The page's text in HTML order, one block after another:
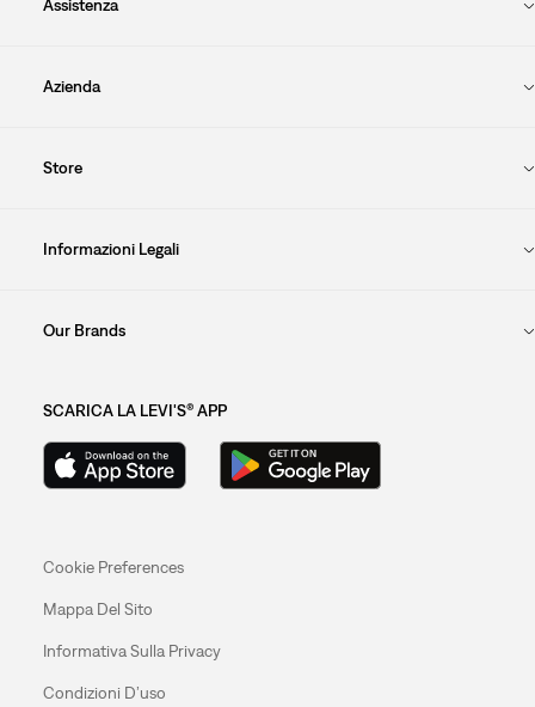
Assistenza
Azienda
Store
Informazioni Legali
Our Brands
SCARICA LA LEVI'S® APP
Cookie Preferences
Mappa Del Sito
Informativa Sulla Privacy
Condizioni D’uso